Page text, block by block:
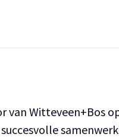
Witteveen+Bos